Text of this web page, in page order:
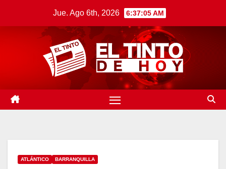
Jue. Ago 6th, 2026 6:37:06 AM
ATLÁNTICO BARRANQUILLA